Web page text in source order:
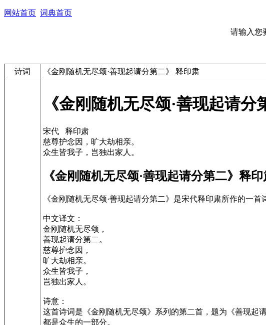
网站首页 词典首页
请输入您
诗词 《金刚随机无尽颂·善现起请分第二》 释印肃
《金刚随机无尽颂·善现起请分
宋代 释印肃
慈尊护念因，旷大劫相亲。
众生皆我子，岂独出家人。
《金刚随机无尽颂·善现起请分第二》释
《金刚随机无尽颂·善现起请分第二》是宋代释印肃所作的一
中文译文：
金刚随机无尽颂，
善现起请分第二。
慈尊护念因，
旷大劫相亲。
众生皆我子，
岂独出家人。
诗意：
这首诗词是《金刚随机无尽颂》系列的第二首，题为《善现起
都是众生的一部分。